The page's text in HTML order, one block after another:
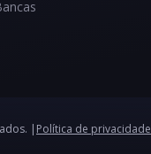
| Política de privacidade